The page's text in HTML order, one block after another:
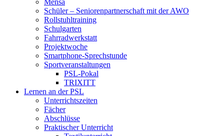
Mensa
Schüler – Seniorenpartnerschaft mit der AWO
Rollstuhltraining
Schulgarten
Fahrradwerkstatt
Projektwoche
Smartphone-Sprechstunde
Sportveranstaltungen
PSL-Pokal
TRIXITT
Lernen an der PSL
Unterrichtszeiten
Fächer
Abschlüsse
Praktischer Unterricht